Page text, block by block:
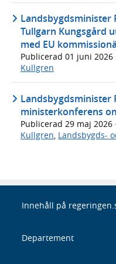
Landsbygdsminister
Tullgarn Kungsgård
med EU
Publicerad 01 juni 2026
Kullgren
Landsbygdsminister
ministerkonferens
Publicerad 29 maj 2026 ·
Kullgren Landsbygds-
Innehåll på
Departement